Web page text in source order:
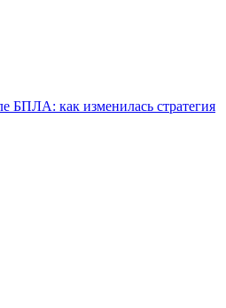
БПЛА: как изменилась стратегия